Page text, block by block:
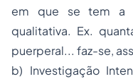
em que se tem a
qualitativa. Ex.
puerperal... faz-se,
b) Investigação